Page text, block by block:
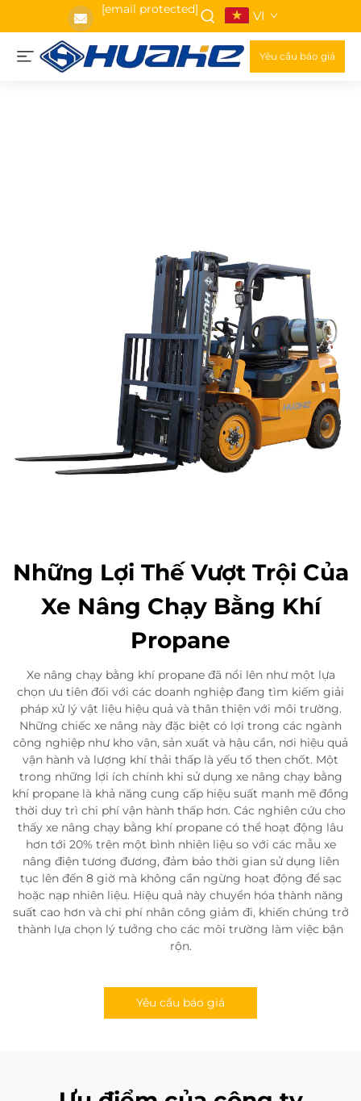
[email protected] VI
Yêu cầu báo giá
Những Lợi Thế Vượt Trội Của
Xe Nâng Chạy Bằng Khí
Propane
Xe nâng chạy bằng khí propane đã nổi lên như một lựa
chọn ưu tiên đối với các doanh nghiệp đang tìm kiếm giải
pháp xử lý vật liệu hiệu quả và thân thiện với môi trường.
Những chiếc xe nâng này đặc biệt có lợi trong các ngành
công nghiệp như kho vận, sản xuất và hậu cần, nơi hiệu quả
vận hành và lượng khí thải thấp là yếu tố then chốt. Một
trong những lợi ích chính khi sử dụng xe nâng chạy bằng
khí propane là khả năng cung cấp hiệu suất mạnh mẽ đồng
thời duy trì chi phí vận hành thấp hơn. Các nghiên cứu cho
thấy xe nâng chạy bằng khí propane có thể hoạt động lâu
hơn tới 20% trên một bình nhiên liệu so với các mẫu xe
nâng điện tương đương, đảm bảo thời gian sử dụng liên
tục lên đến 8 giờ mà không cần ngừng hoạt động để sạc
hoặc nạp nhiên liệu. Hiệu quả này chuyển hóa thành năng
suất cao hơn và chi phí nhân công giảm đi, khiến chúng trở
thành lựa chọn lý tưởng cho các môi trường làm việc bận
rộn.
Yêu cầu báo giá